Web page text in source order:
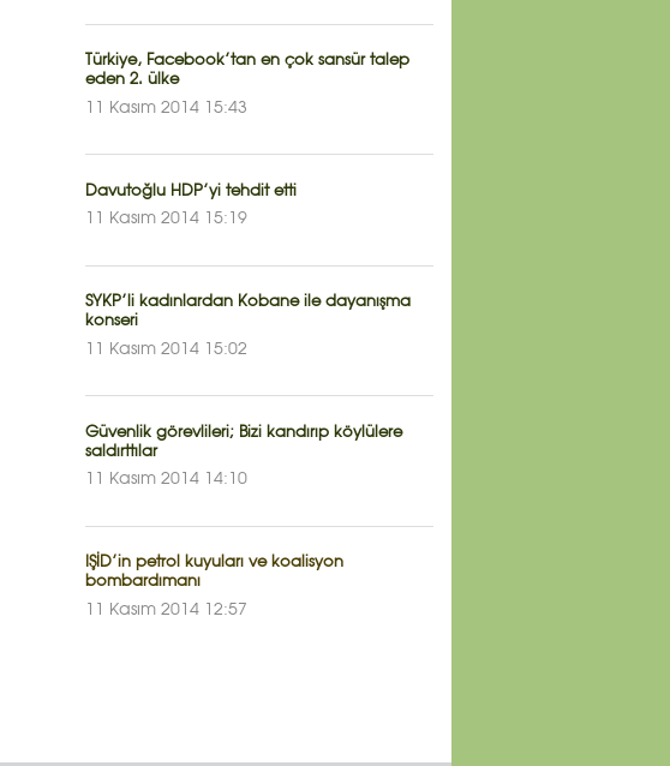
Türkiye, Facebook’tan en çok sansür talep
eden 2. ülke
11 Kasım 2014 15:43
Davutoğlu HDP’yi tehdit etti
11 Kasım 2014 15:19
SYKP’li kadınlardan Kobane ile dayanışma
konseri
11 Kasım 2014 15:02
Güvenlik görevlileri; Bizi kandırıp köylülere
saldırttılar
11 Kasım 2014 14:10
IŞİD’in petrol kuyuları ve koalisyon
bombardımanı
11 Kasım 2014 12:57